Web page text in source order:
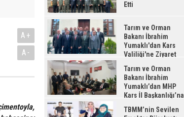
A+
A-
Etti
Tarım ve Orman
Bakanı İbrahim
Yumaklı'dan Kars
Valiliği'ne Ziyaret
Tarım ve Orman
Bakanı İbrahim
Yumaklı’dan MHP
Kars İl Başkanlığı’na
Ziyaret
TBMM’nin Sevilen